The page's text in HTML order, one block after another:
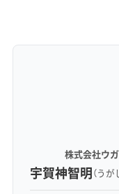
株式会社ウ
宇賀神智明（う